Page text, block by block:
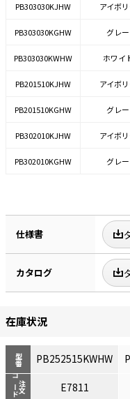
PB303030KJHW アイボ
PB303030KGHW グレー
PB303030KWHW ホワイ
PB201510KJHW アイボ
PB201510KGHW グレー
PB302010KJHW アイボ
PB302010KGHW グレー
仕様書
カタログ
在庫状況
型番
注文
コード
PB252515KWHW
E7811